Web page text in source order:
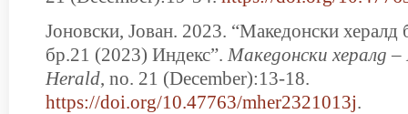
Јоновски, Јован. 2023. “Македонски
бр.21 (2023) Индекс”. Мaкедонски хералд
Herald, no. 21 (December):13-18.
https://doi.org/10.47763/mher2321013j.